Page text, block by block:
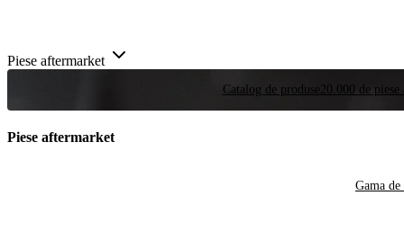
Piese aftermarket
Catalog de produse 20.000 de
Piese aftermarket
Gama de